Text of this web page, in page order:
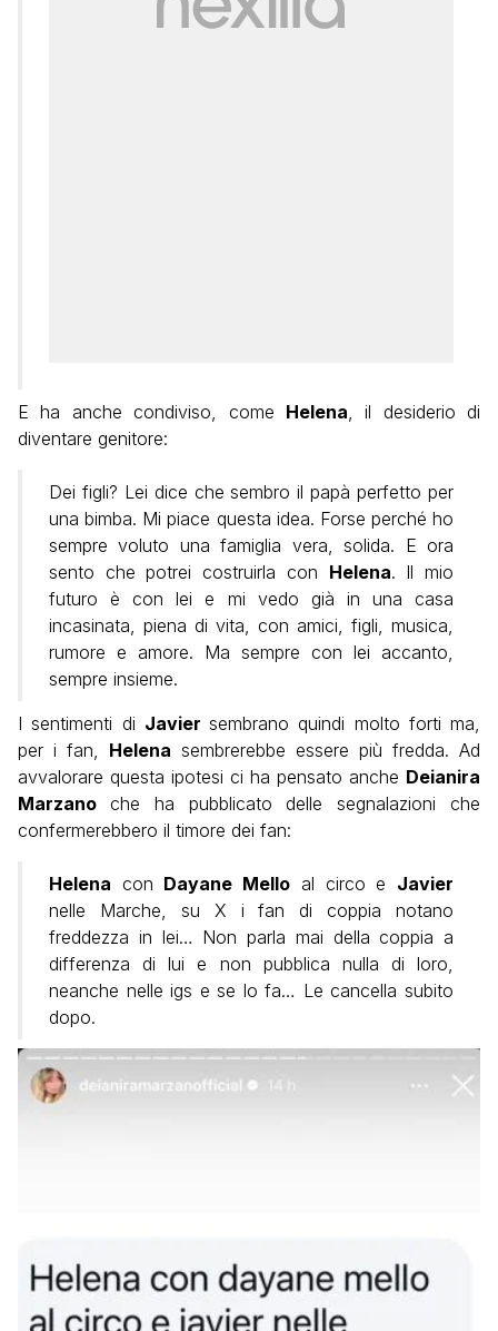
E ha anche condiviso, come Helena , il desiderio di
diventare genitore:
Dei figli? Lei dice che sembro il papà perfetto per
una bimba. Mi piace questa idea. Forse perché ho
sempre voluto una famiglia vera, solida. E ora
sento che potrei costruirla con Helena. Il mio
futuro è con lei e mi vedo già in una casa
incasinata, piena di vita, con amici, figli, musica,
rumore e amore. Ma sempre con lei accanto,
sempre insieme.
I sentimenti di Javier sembrano quindi molto forti ma,
per i fan, Helena sembrerebbe essere più fredda. Ad
avvalorare questa ipotesi ci ha pensato anche Deianira
Marzano che ha pubblicato delle segnalazioni che
confermerebbero il timore dei fan:
Helena con Dayane Mello al circo e Javier
nelle Marche, su X i fan di coppia notano
freddezza in lei… Non parla mai della coppia a
differenza di lui e non pubblica nulla di loro,
neanche nelle igs e se lo fa… Le cancella subito
dopo.